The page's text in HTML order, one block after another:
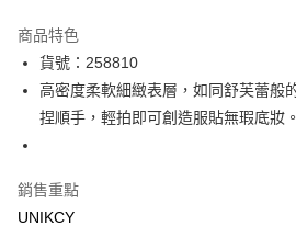
LINE Pay
Apple Pay
悠遊付
Google Pay
商品特色
貨號：258810
高密度柔軟細緻表層，如同舒芙蕾般
捏順手，輕拍即可創造服貼無瑕底妝。
銷售重點
UNIKCY